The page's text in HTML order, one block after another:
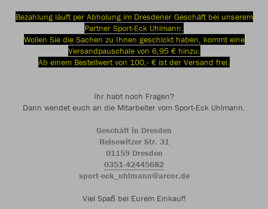
Bezahlung läuft per Abholung im Dresdener Geschäft bei unserem
Partner Sport-Eck Uhlmann.
Wollen Sie die Sachen zu Ihnen geschickt haben, kommt eine
Versandpauschale von 6,95 € hinzu.
Ab einem Bestellwert von 100,- € ist der Versand frei.
Ihr habt noch Fragen?
Dann wendet euch an die Mitarbeiter vom Sport-Eck Uhlmann.
Geschäft in Dresden
Reisewitzer Str. 31
01159 Dresden
0351-42445682
sport-eck_uhlmann@arcor.de
Viel Spaß bei Eurem Einkauf!